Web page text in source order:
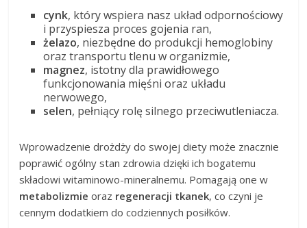
cynk, który wspiera nasz układ odpornościowy
i przyspiesza proces gojenia ran,
żelazo, niezbędne do produkcji hemoglobiny
oraz transportu tlenu w organizmie,
magnez, istotny dla prawidłowego
funkcjonowania mięśni oraz układu
nerwowego,
selen, pełniący rolę silnego przeciwutleniacza.
Wprowadzenie drożdży do swojej diety może znacznie
poprawić ogólny stan zdrowia dzięki ich bogatemu
składowi witaminowo-mineralnemu. Pomagają one w
metabolizmie oraz regeneracji tkanek, co czyni je
cennym dodatkiem do codziennych posiłków.